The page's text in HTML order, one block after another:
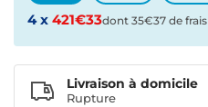
4 x 421€33dont 35€37 de frais
Livraison à domicile
Rupture